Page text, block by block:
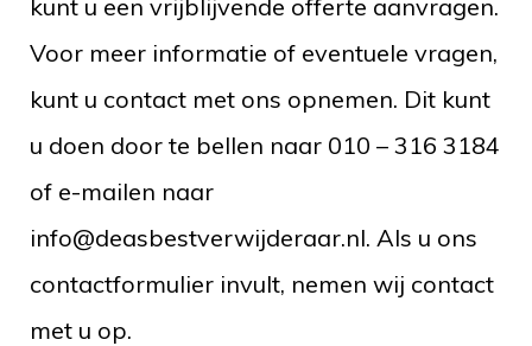
kunt u een vrijblijvende offerte aanvragen.
Voor meer informatie of eventuele vragen,
kunt u contact met ons opnemen. Dit kunt
u doen door te bellen naar 010 – 316 3184
of e-mailen naar
info@deasbestverwijderaar.nl. Als u ons
contactformulier invult, nemen wij contact
met u op.